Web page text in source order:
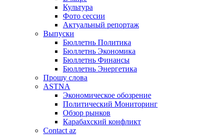
Культура
Фото сессии
Актуальный репортаж
Выпуски
Бюллетнь Политика
Бюллетнь Экономика
Бюллетнь Финансы
Бюллетнь Энергетика
Прошу слова
ASTNA
Экономическое обозрение
Политический Мониторинг
Обзор рынков
Карабахский конфликт
Contact az